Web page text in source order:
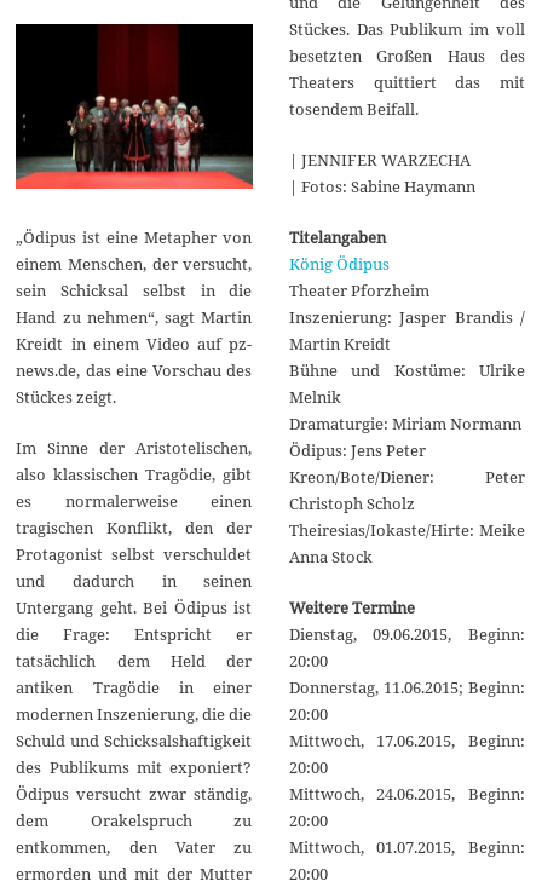
„Ödipus ist eine Metapher von
einem Menschen, der versucht,
sein Schicksal selbst in die
Hand zu nehmen“, sagt Martin
Kreidt in einem Video auf pz-
news.de, das eine Vorschau des
Stückes zeigt.
Im Sinne der Aristotelischen,
also klassischen Tragödie, gibt
es normalerweise einen
tragischen Konflikt, den der
Protagonist selbst verschuldet
und dadurch in seinen
Untergang geht. Bei Ödipus ist
die Frage: Entspricht er
tatsächlich dem Held der
antiken Tragödie in einer
modernen Inszenierung, die die
Schuld und Schicksalshaftigkeit
des Publikums mit exponiert?
Ödipus versucht zwar ständig,
dem Orakelspruch zu
entkommen, den Vater zu
ermorden und mit der Mutter
Stückes. Das Publikum im voll
besetzten Großen Haus des
Theaters quittiert das mit
tosendem Beifall.
| JENNIFER WARZECHA
| Fotos: Sabine Haymann
Titelangaben
König Ödipus
Theater Pforzheim
Inszenierung: Jasper Brandis /
Martin Kreidt
Bühne und Kostüme: Ulrike
Melnik
Dramaturgie: Miriam Normann
Ödipus: Jens Peter
Kreon/Bote/Diener: Peter
Christoph Scholz
Theiresias/Iokaste/Hirte: Meike
Anna Stock
Weitere Termine
Dienstag, 09.06.2015, Beginn:
20:00
Donnerstag, 11.06.2015; Beginn:
20:00
Mittwoch, 17.06.2015, Beginn:
20:00
Mittwoch, 24.06.2015, Beginn:
20:00
Mittwoch, 01.07.2015, Beginn:
20:00